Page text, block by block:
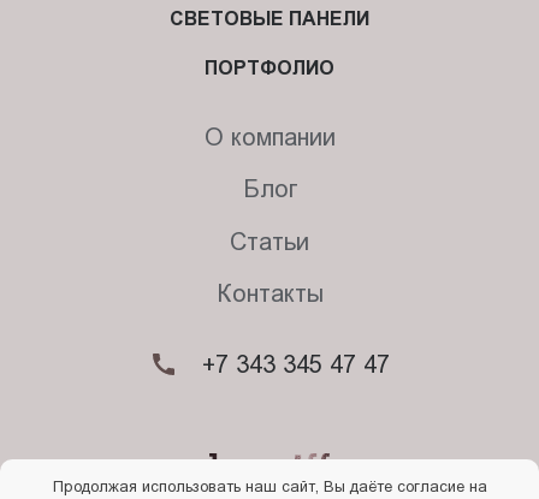
СВЕТОВЫЕ ПАНЕЛИ
ПОРТФОЛИО
О компании
Блог
Статьи
Контакты
+7 343 345 47 47
Продолжая использовать наш сайт, Вы даёте согласие на